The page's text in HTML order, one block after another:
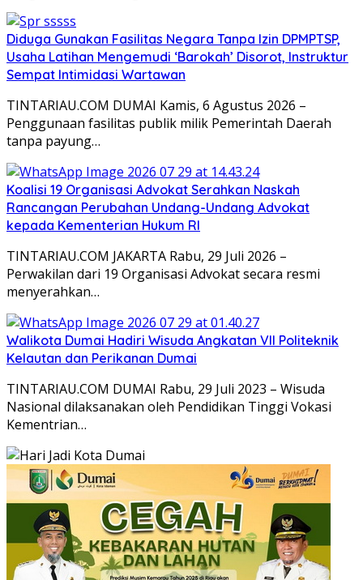
Diduga Gunakan Fasilitas Negara Tanpa Izin DPMPTSP,
Usaha Latihan Mengemudi ‘Barokah’ Disorot, Instruktur
Sempat Intimidasi Wartawan
TINTARIAU.COM DUMAI Kamis, 6 Agustus 2026 –
Penggunaan fasilitas publik milik Pemerintah Daerah
tanpa payung…
Koalisi 19 Organisasi Advokat Serahkan Naskah
Rancangan Perubahan Undang-Undang Advokat
kepada Kementerian Hukum RI
TINTARIAU.COM JAKARTA Rabu, 29 Juli 2026 –
Perwakilan dari 19 Organisasi Advokat secara resmi
menyerahkan…
Walikota Dumai Hadiri Wisuda Angkatan VII Politeknik
Kelautan dan Perikanan Dumai
TINTARIAU.COM DUMAI Rabu, 29 Juli 2023 – Wisuda
Nasional dilaksanakan oleh Pendidikan Tinggi Vokasi
Kementrian…